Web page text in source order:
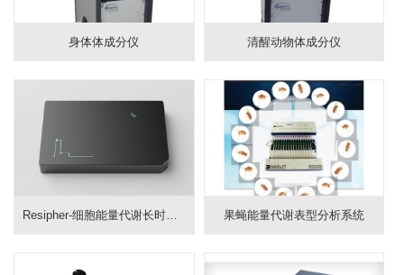
身体体成分仪 清醒动物体成分仪
果蝇能量代谢表型分析系统